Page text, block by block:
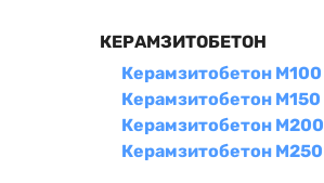
КЕРАМЗИТОБЕТОН
Керамзитобетон М100
Керамзитобетон М150
Керамзитобетон М200
Керамзитобетон М250